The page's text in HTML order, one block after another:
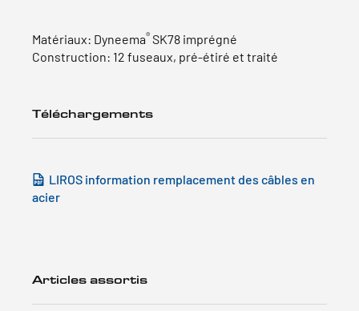
Matériaux: Dyneema® SK78 imprégné
Construction: 12 fuseaux, pré-étiré et traité
Téléchargements
LIROS information remplacement des câbles en
acier
Articles assortis